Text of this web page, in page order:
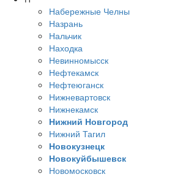
Набережные Челны
Назрань
Нальчик
Находка
Невинномысск
Нефтекамск
Нефтеюганск
Нижневартовск
Нижнекамск
Нижний Новгород
Нижний Тагил
Новокузнецк
Новокуйбышевск
Новомосковск